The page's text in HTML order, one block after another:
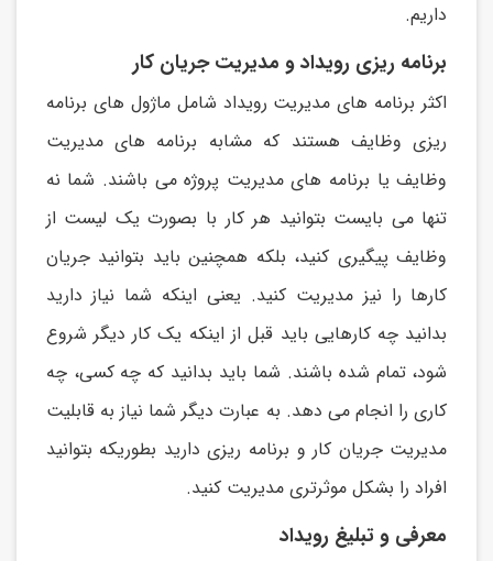
داريم.
برنامه ریزی رویداد و مدیریت جریان کار
اکثر برنامه های مديريت رويداد شامل ماژول های برنامه
ريزی وظايف هستند که مشابه برنامه های مديريت
وظايف يا برنامه های مديريت پروژه می باشند. شما نه
تنها می بايست بتوانید هر کار با بصورت يک لیست از
وظايف پیگیری کنید، بلکه همچنین بايد بتوانید جريان
کارها را نیز مديريت کنید. يعنی اينکه شما نیاز داريد
بدانید چه کارهايی بايد قبل از اينکه يک کار ديگر شروع
شود، تمام شده باشند. شما بايد بدانید که چه کسی، چه
کاری را انجام می دهد. به عبارت ديگر شما نیاز به قابلیت
مديريت جريان کار و برنامه ريزی داريد بطوريکه بتوانید
افراد را بشکل موثرتری مديريت کنید.
معرفی و تبلیغ رویداد